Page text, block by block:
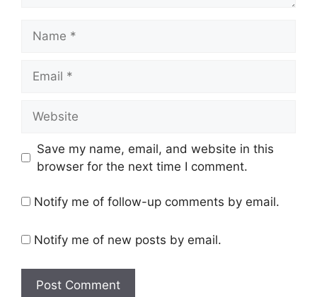
Save my name, email, and website in this
browser for the next time I comment.
Notify me of follow-up comments by email.
Notify me of new posts by email.